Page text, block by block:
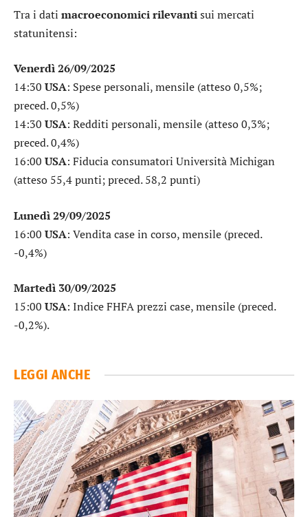
Tra i dati macroeconomici rilevantisui mercati
statunitensi:
Venerdì 26/09/2025
14:30 USA: Spese personali, mensile (atteso 0,5%;
preced. 0,5%)
14:30 USA: Redditi personali, mensile (atteso 0,3%;
preced. 0,4%)
16:00 USA: Fiducia consumatori Università Michigan
(atteso 55,4 punti; preced. 58,2 punti)
Lunedì 29/09/2025
16:00 USA: Vendita case in corso, mensile (preced.
-0,4%)
Martedì 30/09/2025
15:00 USA: Indice FHFA prezzi case, mensile (preced.
-0,2%).
LEGGI ANCHE